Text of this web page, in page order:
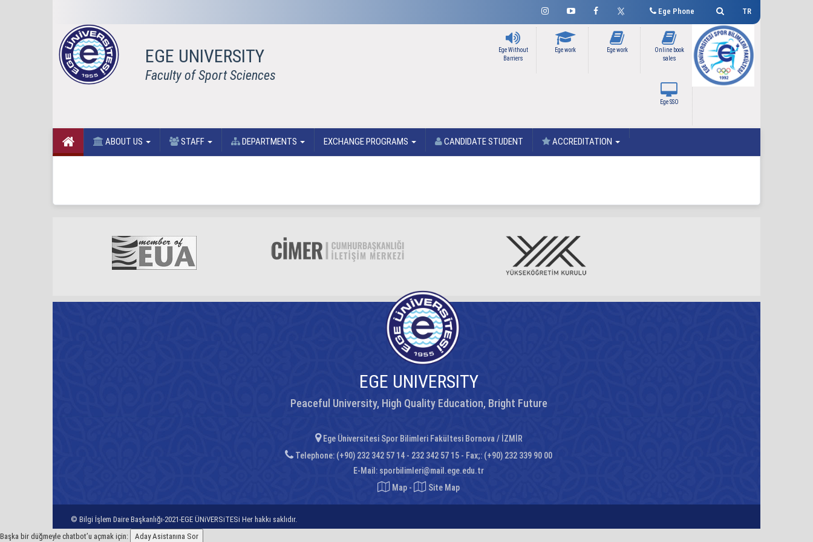
TR
Ege Phone
EGE UNIVERSITY
Faculty of Sport Sciences
Online book
sales
Ege work
Ege work
Ege Without
Barriers
Ege SSO
ABOUT US STAFF DEPARTMENTS EXCHANGE PROGRAMS CANDIDATE STUDENT ACCREDITATION
EGE UNIVERSITY
Peaceful University, High Quality Education, Bright Future
Ege Üniversitesi Spor Bilimleri Fakültesi Bornova / İZMİR
Telephone: (+90) 232 342 57 14 - 232 342 57 15 - Fax;: (+90) 232 339 90 00
E-Mail: sporbilimleri@mail.ege.edu.tr
Map - Site Map
© Bilgi İşlem Daire Başkanlığı-2021-EGE ÜNiVERSiTESi Her hakkı saklıdır.
Başka bir düğmeyle chatbot’u açmak için:
Aday Asistanına Sor